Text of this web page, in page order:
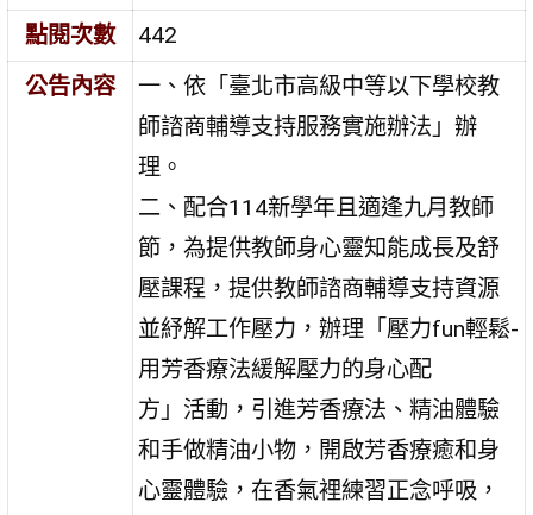
點閱次數
442
公告內容
一、依「臺北市高級中等以下學校教
師諮商輔導支持服務實施辦法」辦
理。
二、配合114新學年且適逢九月教師
節，為提供教師身心靈知能成長及舒
壓課程，提供教師諮商輔導支持資源
並紓解工作壓力，辦理「壓力fun輕鬆-
用芳香療法緩解壓力的身心配
方」活動，引進芳香療法、精油體驗
和手做精油小物，開啟芳香療癒和身
心靈體驗，在香氣裡練習正念呼吸，